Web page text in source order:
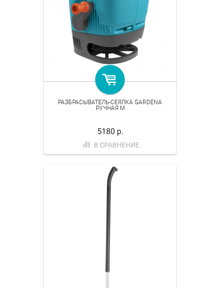
РАЗБРАСЫВАТЕЛЬ-СЕЯЛКА GARDENA
РУЧНАЯ M
5180 р.
В СРАВНЕНИЕ